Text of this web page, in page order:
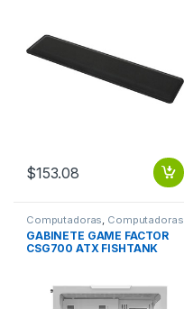
$153.08
Computadoras Computadoras
de Escritorio
GABINETE GAME FACTOR
CSG700 ATX FISHTANK